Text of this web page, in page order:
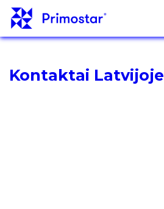
Skip to Content
Kontaktai Latvijoje